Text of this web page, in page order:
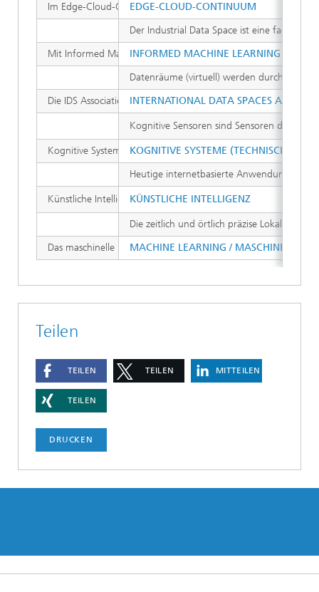
EDGE-CLOUD-CONTINUUM
Der Industrial Data Space ist eine
INFORMED MACHINE LEARNING
Datenräume (virtuell) werden durch ihre
INTERNATIONAL DATA SPACES
Kognitive Sensoren sind Sensoren der
KOGNITIVE SYSTEME (TECHNISCH)
Heutige internetbasierte Anwendungen,
KÜNSTLICHE INTELLIGENZ
Die zeitlich und örtlich präzise
MACHINE LEARNING / MASCHINELLES
Im Edge-Cloud-Continuum sind dezentrales Edge-
Mit Informed Machine Learning werden Ansätze des
Die IDS Association ist ein gemeinnütziger Verein. Im Verein
Kognitive Systeme sind technische Systeme, die digitale
Künstliche Intelligenz (KI) ist ein Teilgebiet der Informatik,
Das maschinelle Lernen ist eine Disziplin der Informatik,
Teilen
TEILEN TEILEN MITTEILEN
TEILEN
DRUCKEN